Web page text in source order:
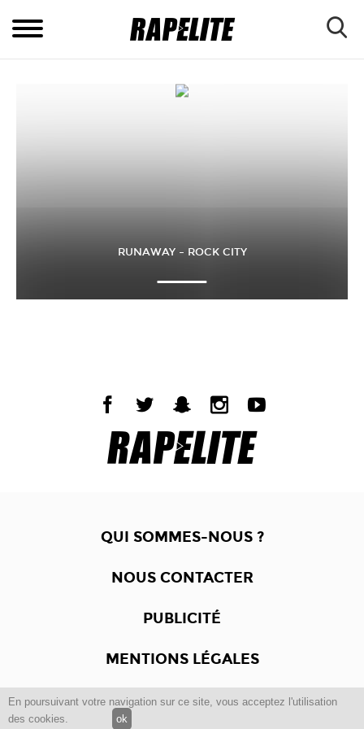
En poursuivant votre navigation sur ce site, vous acceptez l'utilisation
des cookies.
ok
RUNAWAY – ROCK CITY
QUI SOMMES-NOUS ?
NOUS CONTACTER
PUBLICITÉ
MENTIONS LÉGALES
Copyright © 2012 -2017Dewalgo- Tous droits réservés.